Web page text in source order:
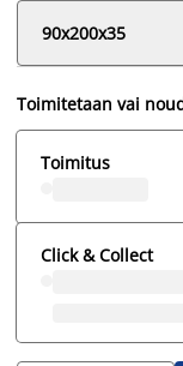
90x200x35
Toimitetaan vai
Toimitus
Click & Collect